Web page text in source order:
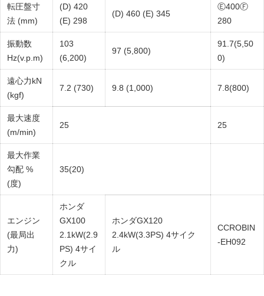
転圧盤寸
法 (mm)
(D) 420
(E) 298
(D) 460 (E) 345
Ⓔ400Ⓕ
280
振動数
Hz(v.p.m)
103
(6,200)
97 (5,800)
91.7(5,50
0)
遠心力kN
(kgf)
7.2 (730) 9.8 (1,000) 7.8(800)
最大速度
(m/min)
25 25
最大作業
勾配 %
(度)
35(20)
エンジン
(最局出
力)
ホンダ
GX100
2.1kW(2.9
PS) 4サイ
クル
ホンダGX120
2.4kW(3.3PS) 4サイク
ル
CCROBIN
-EH092